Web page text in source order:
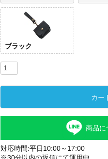
ブラック
カー
商品に
対応時間:平日10:00～17:00
※30分以内の返信にて運用中。